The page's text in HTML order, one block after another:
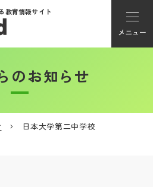
教育情報サイト
メニュー
ウント登録
のお知らせ
日本大学第二中学校